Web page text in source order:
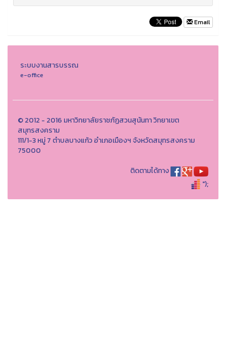
Email
ระบบงานสารบรรณ
e-office
© 2012 - 2016 มหาวิทยาลัยราชภัฏสวนสุนันทา วิทยาเขต
สมุทรสงคราม
111/1-3 หมู่ 7 ตำบลบางแก้ว อำเภอเมืองฯ จังหวัดสมุทรสงคราม
75000
ติดตามได้ทาง
");